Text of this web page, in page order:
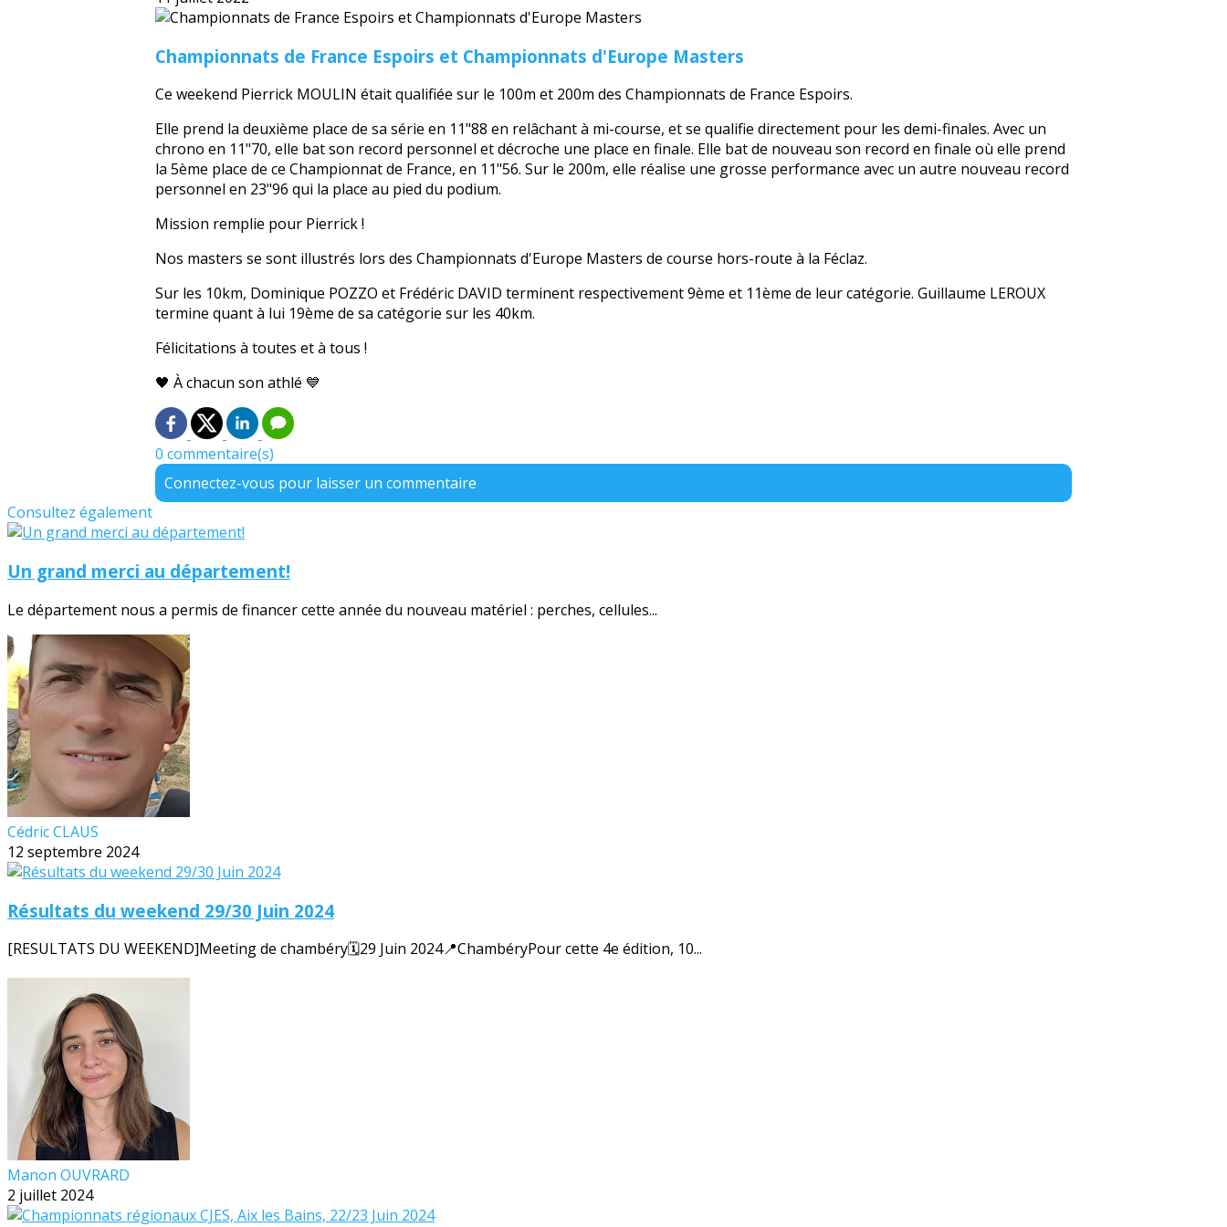
Championnats de France Espoirs et Championnats d'Europe Masters
Ce weekend Pierrick MOULIN était qualifiée sur le 100m et 200m des Championnats de France Espoirs.
Elle prend la deuxième place de sa série en 11"88 en relâchant à mi-course, et se qualifie directement pour les demi-finales. Avec un
chrono en 11"70, elle bat son record personnel et décroche une place en finale. Elle bat de nouveau son record en finale où elle prend
la 5ème place de ce Championnat de France, en 11"56. Sur le 200m, elle réalise une grosse performance avec un autre nouveau record
personnel en 23"96 qui la place au pied du podium.
Mission remplie pour Pierrick !
Nos masters se sont illustrés lors des Championnats d'Europe Masters de course hors-route à la Féclaz.
Sur les 10km, Dominique POZZO et Frédéric DAVID terminent respectivement 9ème et 11ème de leur catégorie. Guillaume LEROUX
termine quant à lui 19ème de sa catégorie sur les 40km.
Félicitations à toutes et à tous !
🖤 À chacun son athlé 💙
0 commentaire(s)
Connectez-vous pour laisser un commentaire
Consultez également
Un grand merci au département!
Le département nous a permis de financer cette année du nouveau matériel : perches, cellules...
Cédric CLAUS
12 septembre 2024
Résultats du weekend 29/30 Juin 2024
[RESULTATS DU WEEKEND]Meeting de chambéry🗓️29 Juin 2024📍ChambéryPour cette 4e édition, 10...
Manon OUVRARD
2 juillet 2024